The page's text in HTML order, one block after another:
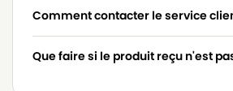
LG-
GOLDSTAR
LG-GOLDSTAR BONN
LG-
Comment contacter le service
Que faire si le produit reçu n'est